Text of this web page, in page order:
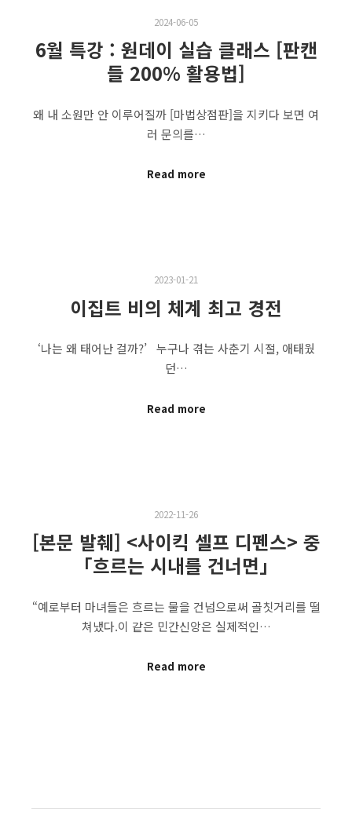
2024-06-05
6월 특강 : 원데이 실습 클래스 [판캔
들 200% 활용법]
왜 내 소원만 안 이루어질까 [마법상점판]을 지키다 보면 여
러 문의를…
Read more
2023-01-21
이집트 비의 체계 최고 경전
‘나는 왜 태어난 걸까?’ 누구나 겪는 사춘기 시절, 애태웠
던…
Read more
2022-11-26
[본문 발췌] <사이킥 셀프 디펜스> 중
「흐르는 시내를 건너면」
“예로부터 마녀들은 흐르는 물을 건넘으로써 골칫거리를 떨
쳐냈다.이 같은 민간신앙은 실제적인…
Read more